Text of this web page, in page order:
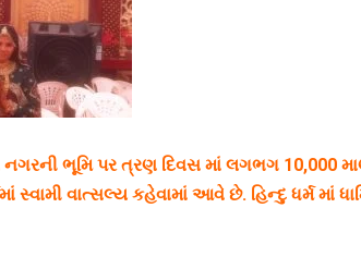
નગરની ભૂમિ પર ત્રણ દિવસ માં લગભગ 10,000
વાત્સલ્ય કહેવામાં આવે છે. હિન્દુ ધર્મ માં